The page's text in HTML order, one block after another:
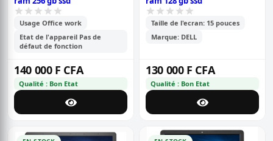
Usage Office work
Etat de l'appareil Pas de
défaut de fonction
140 000 F CFA
Qualité : Bon Etat
Taille de l'ecran: 15 pouces
Marque: DELL
130 000 F CFA
Qualité : Bon Etat